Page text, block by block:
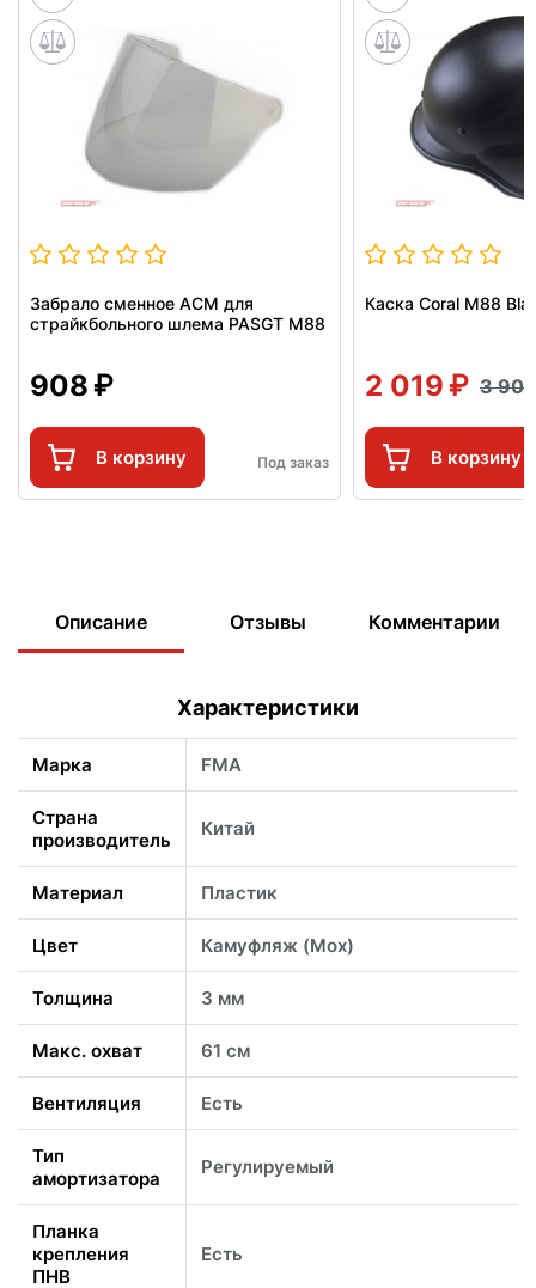
Забрало сменное ACM для
страйкбольного шлема PASGT M88
908
В корзину Под заказ
Каска Coral M88
2 019 3
В корзину
Описание Отзывы Комментарии
Характеристики
Марка FMA
Страна
производитель
Китай
Материал Пластик
Цвет Камуфляж (Мох)
Толщина 3 мм
Макс. охват 61 см
Вентиляция Есть
Тип
амортизатора
Регулируемый
Планка
крепления
ПНВ
Есть